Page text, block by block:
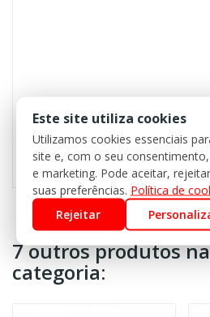
7 outros produtos
categoria:
Este site utiliza cookies
Utilizamos cookies essenciais
site e, com o seu
e marketing. Pode aceitar,
suas preferências. Política de
Rejeitar